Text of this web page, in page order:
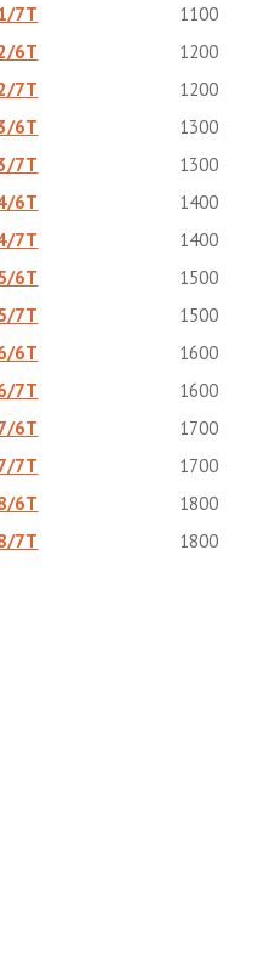
7Т
1100
6Т
1200
7Т
1200
6Т
1300
7Т
1300
6Т
1400
7Т
1400
6Т
1500
7Т
1500
6Т
1600
7Т
1600
6Т
1700
7Т
1700
6Т
1800
7Т
1800